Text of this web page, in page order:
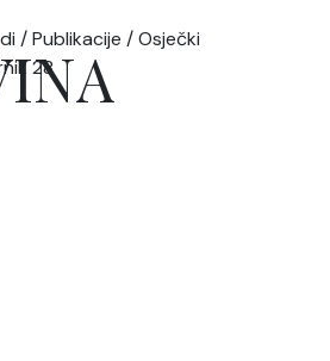
/Publikacije /Osječki
28